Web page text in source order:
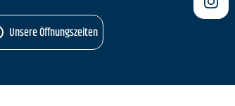
Unsere Öffnungszeiten